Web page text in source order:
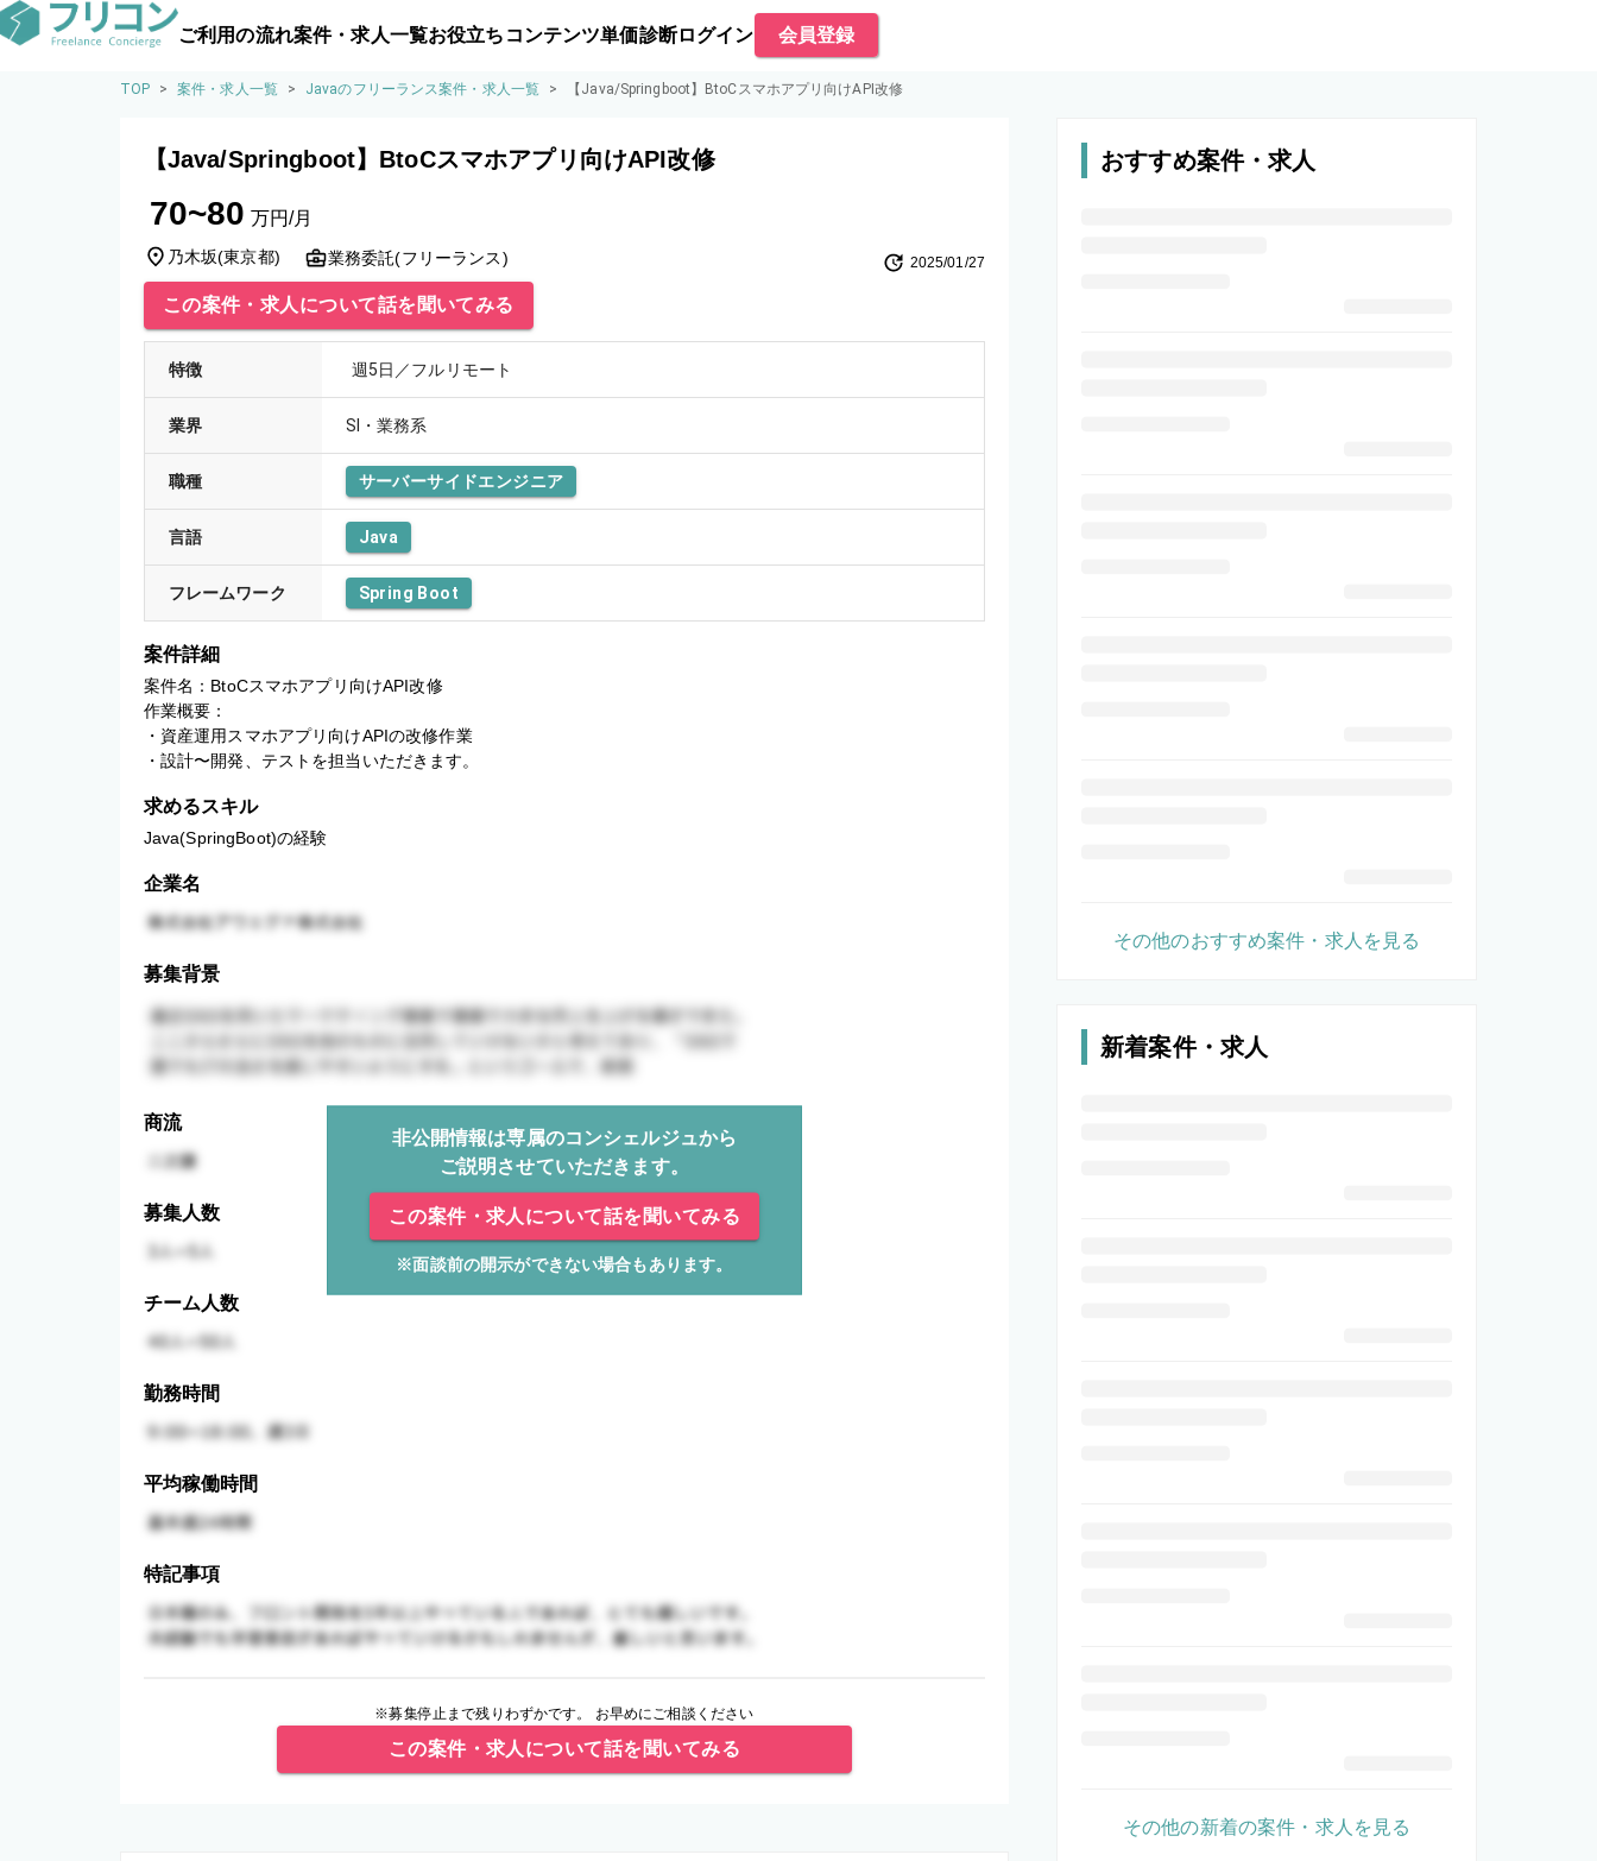
ご利用の流れ案件・求人一覧お役立ちコンテンツ単価診断ログイン 会員登録
TOP > 案件・求人一覧 > Javaのフリーランス案件・求人一覧 > 【Java/Springboot】BtoCスマホアプリ向けAPI改修
【Java/Springboot】BtoCスマホアプリ向けAPI改修
70~80 万円/月
乃木坂(東京都) 業務委託(フリーランス) 2025/01/27
この案件・求人について話を聞いてみる
特徴 週5日／フルリモート
業界 SI・業務系
職種 サーバーサイドエンジニア
言語 Java
フレームワーク Spring Boot
案件詳細
案件名：BtoCスマホアプリ向けAPI改修
作業概要：
・資産運用スマホアプリ向けAPIの改修作業
・設計〜開発、テストを担当いただきます。
求めるスキル
Java(SpringBoot)の経験
企業名
募集背景
商流
非公開情報は専属のコンシェルジュから
ご説明させていただきます。
この案件・求人について話を聞いてみる
※面談前の開示ができない場合もあります。
募集人数
チーム人数
勤務時間
平均稼働時間
特記事項
※募集停止まで残りわずかです。 お早めにご相談ください
この案件・求人について話を聞いてみる
おすすめ案件・求人
その他のおすすめ案件・求人を見る
新着案件・求人
その他の新着の案件・求人を見る